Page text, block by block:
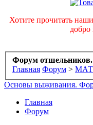
Хотите прочитать
добро
Форум
Главная Форум >
Основы выживания.
Главная
Форум